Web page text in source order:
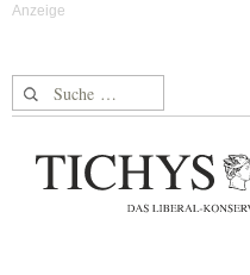
Suche nach: